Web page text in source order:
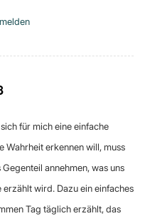
für mich eine einfache
Wahrheit erkennen will, muss
annehmen, was uns
wird. Dazu ein einfaches
Tag täglich erzählt, das